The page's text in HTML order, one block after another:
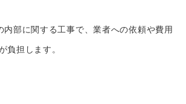
内部に関する工事で、業者への依頼や費用
負担します。